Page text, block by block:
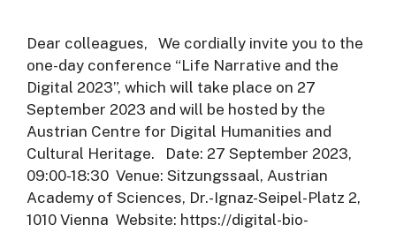
Dear colleagues, We cordially invite you to the
one-day conference “Life Narrative and the
Digital 2023”, which will take place on 27
September 2023 and will be hosted by the
Austrian Centre for Digital Humanities and
Cultural Heritage. Date: 27 September 2023,
09:00-18:30 Venue: Sitzungssaal, Austrian
Academy of Sciences, Dr.-Ignaz-Seipel-Platz 2,
1010 Vienna Website: https://digital-bio-